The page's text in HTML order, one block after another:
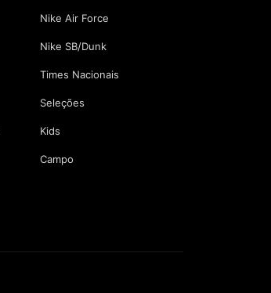
Nike Air Force
Nike SB/Dunk
Times Nacionais
Seleções
Kids
Campo